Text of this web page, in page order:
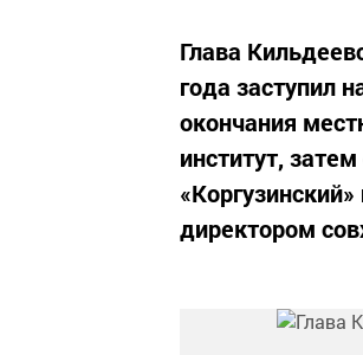
Глава
года заступил
окончания
институт,
директором